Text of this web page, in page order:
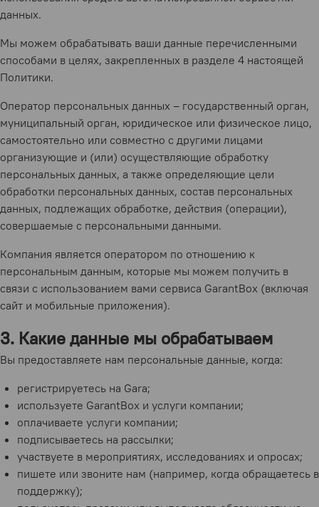
данных.
Мы можем обрабатывать ваши данные перечисленными
способами в целях, закрепленных в разделе 4 настоящей
Политики.
Оператор персональных данных – государственный орган,
муниципальный орган, юридическое или физическое лицо,
самостоятельно или совместно с другими лицами
организующие и (или) осуществляющие обработку
персональных данных, а также определяющие цели
обработки персональных данных, состав персональных
данных, подлежащих обработке, действия (операции),
совершаемые с персональными данными.
Компания является оператором по отношению к
персональным данным, которые мы можем получить в
связи с использованием вами сервиса GarantBox (включая
сайт и мобильные приложения).
3. Какие данные мы обрабатываем
Вы предоставляете нам персональные данные, когда:
регистрируетесь на Gara;
используете GarantBox и услуги компании;
оплачиваете услуги компании;
подписываетесь на рассылки;
участвуете в мероприятиях, исследованиях и опросах;
пишете или звоните нам (например, когда обращаетесь в
поддержку);